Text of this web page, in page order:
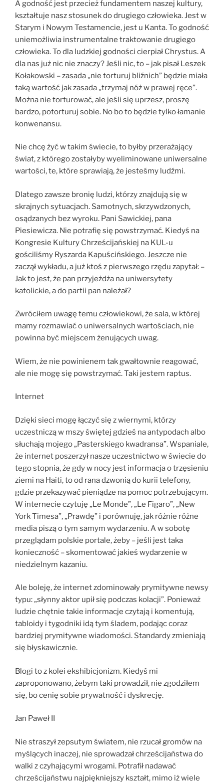
A godność jest przecież fundamentem naszej kultury,
kształtuje nasz stosunek do drugiego człowieka. Jest w
Starym i Nowym Testamencie, jest u Kanta. To godność
uniemożliwia instrumentalne traktowanie drugiego
człowieka. To dla ludzkiej godności cierpiał Chrystus. A
dla nas już nic nie znaczy? Jeśli nic, to – jak pisał Leszek
Kołakowski – zasada „nie torturuj bliźnich” będzie miała
taką wartość jak zasada „trzymaj nóż w prawej ręce”.
Można nie torturować, ale jeśli się uprzesz, proszę
bardzo, potorturuj sobie. No bo to będzie tylko łamanie
konwenansu.
Nie chcę żyć w takim świecie, to byłby przerażający
świat, z którego zostałyby wyeliminowane uniwersalne
wartości, te, które sprawiają, że jesteśmy ludźmi.
Dlatego zawsze bronię ludzi, którzy znajdują się w
skrajnych sytuacjach. Samotnych, skrzywdzonych,
osądzanych bez wyroku. Pani Sawickiej, pana
Piesiewicza. Nie potrafię się powstrzymać. Kiedyś na
Kongresie Kultury Chrześcijańskiej na KUL-u
gościliśmy Ryszarda Kapuścińskiego. Jeszcze nie
zaczął wykładu, a już ktoś z pierwszego rzędu zapytał: –
Jak to jest, że pan przyjeżdża na uniwersytety
katolickie, a do partii pan należał?
Zwróciłem uwagę temu człowiekowi, że sala, w której
mamy rozmawiać o uniwersalnych wartościach, nie
powinna być miejscem żenujących uwag.
Wiem, że nie powinienem tak gwałtownie reagować,
ale nie mogę się powstrzymać. Taki jestem raptus.
Internet
Dzięki sieci mogę łączyć się z wiernymi, którzy
uczestniczą w mszy świętej gdzieś na antypodach albo
słuchają mojego „Pasterskiego kwadransa”. Wspaniale,
że internet poszerzył nasze uczestnictwo w świecie do
tego stopnia, że gdy w nocy jest informacja o trzęsieniu
ziemi na Haiti, to od rana dzwonią do kurii telefony,
gdzie przekazywać pieniądze na pomoc potrzebującym.
W internecie czytuję „Le Monde”, „Le Figaro”, „New
York Timesa”, „Prawdę” i porównuję, jak różnie różne
media piszą o tym samym wydarzeniu. A w sobotę
przeglądam polskie portale, żeby – jeśli jest taka
konieczność – skomentować jakieś wydarzenie w
niedzielnym kazaniu.
Ale boleję, że internet zdominowały prymitywne newsy
typu: „słynny aktor upił się podczas kolacji”. Ponieważ
ludzie chętnie takie informacje czytają i komentują,
tabloidy i tygodniki idą tym śladem, podając coraz
bardziej prymitywne wiadomości. Standardy zmieniają
się błyskawicznie.
Blogi to z kolei ekshibicjonizm. Kiedyś mi
zaproponowano, żebym taki prowadził, nie zgodziłem
się, bo cenię sobie prywatność i dyskrecję.
Jan Paweł II
Nie straszył zepsutym światem, nie rzucał gromów na
myślących inaczej, nie sprowadzał chrześcijaństwa do
walki z czyhającymi wrogami. Potrafił nadawać
chrześcijaństwu najpiękniejszy kształt, mimo iż wiele